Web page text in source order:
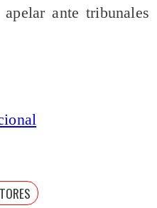
ante tribunales